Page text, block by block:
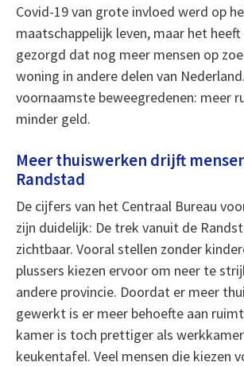
Covid-19 van grote invloed werd op
maatschappelijk leven, maar het
gezorgd dat nog meer mensen op
woning in andere delen van
voornaamste beweegredenen: meer
minder geld.
Meer thuiswerken drijft
Randstad
De cijfers van het Centraal Bureau
zijn duidelijk: De trek vanuit de
zichtbaar. Vooral stellen zonder
plussers kiezen ervoor om neer te
andere provincie. Doordat er meer
gewerkt is er meer behoefte aan
kamer is toch prettiger als
keukentafel. Veel mensen die kiezen